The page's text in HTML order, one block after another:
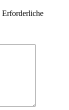
Erforderliche